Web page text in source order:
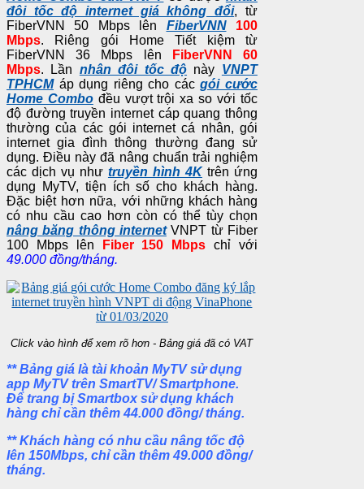
đôi tốc độ internet giá không đổi, từ
FiberVNN 50 Mbps lên FiberVNN
100
Mbps. Riêng gói Home Tiết kiệm từ
FiberVNN 36 Mbps lên
FiberVNN 60
Mbps. Lần nhân đôi tốc độ này VNPT
TPHCMáp dụng riêng cho cácgói cước
Home Combođều vượt trội xa so với tốc
độ đường truyền internet cáp quang thông
thường của các gói internet cá nhân, gói
internet gia đình thông thường đang sử
dụng. Điều này đã nâng chuẩn trải nghiệm
các dịch vụ như truyền hình 4Ktrên ứng
dụng MyTV, tiện ích số cho khách hàng.
Đặc biệt hơn nữa, với những khách hàng
có nhu cầu cao hơn còn có thể tùy chọn
nâng băng thông internetVNPT từ Fiber
100 Mbps lên
Fiber 150 Mbps chỉ với
49.000 đồng/tháng.
Click vào hình để xem rõ hơn - Bảng giá đã có VAT
** Bảng giá là tài khoản MyTV sử dụng
app MyTV trên SmartTV/ Smartphone.
Để trang bị Smartbox sử dụng khách
hàng chỉ cần thêm 44.000 đồng/ tháng.
** Khách hàng có nhu cầu nâng tốc độ
lên 150Mbps, chỉ cần thêm 49.000 đồng/
tháng.